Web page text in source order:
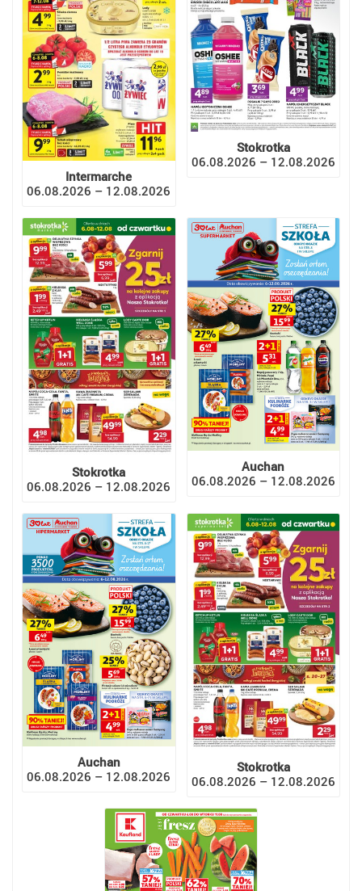
Intermarche
06.08.2026 – 12.08.2026
Stokrotka
06.08.2026 – 12.08.2026
Stokrotka
06.08.2026 – 12.08.2026
Auchan
06.08.2026 – 12.08.2026
Auchan
06.08.2026 – 12.08.2026
Stokrotka
06.08.2026 – 12.08.2026